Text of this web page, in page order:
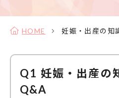
HOME 妊娠・出産の知
Q1 妊娠・出産の
Q&A